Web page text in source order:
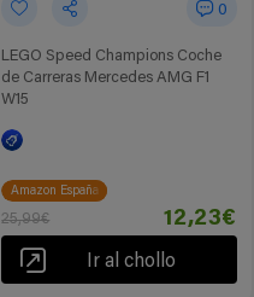
0
LEGO Speed Champions Coche
de Carreras Mercedes AMG F1
W15
Amazon España
25,99€ 12,23€
Ir al chollo